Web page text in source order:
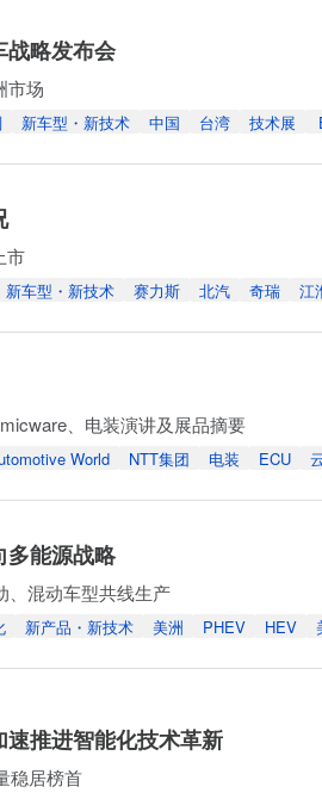
战略发布会
市场
新车型・新技术 中国 台湾 技术展
市
新车型・新技术 赛力斯 北汽 奇瑞 江
、电装演讲及展品摘要
World NTT集团 电装 ECU
能源战略
、混动车型共线生产
新产品・新技术 美洲 PHEV HEV
推进智能化技术革新
稳居榜首